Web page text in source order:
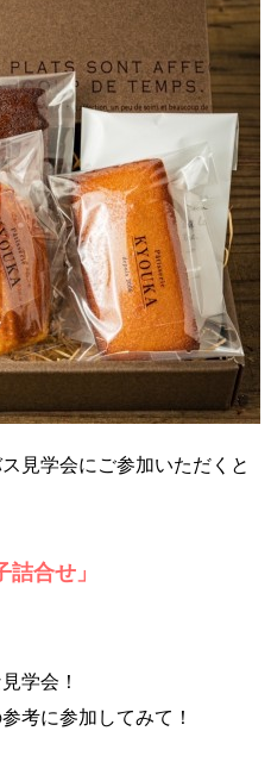
見学会にご参加いただくと
合せ」
学会！
考に参加してみて！